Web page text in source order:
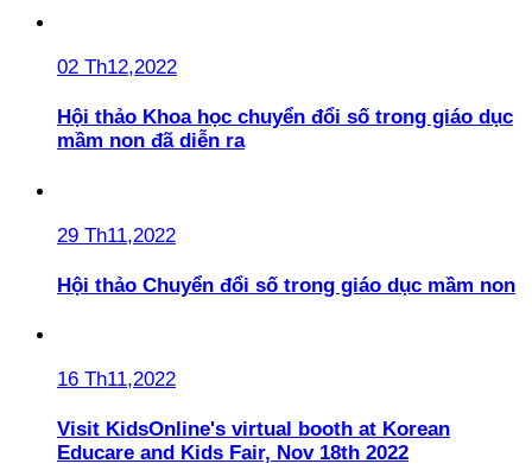
02 Th12,2022
Hội thảo Khoa học chuyển đổi số trong giáo dục
mầm non đã diễn ra
29 Th11,2022
Hội thảo Chuyển đổi số trong giáo dục mầm non
16 Th11,2022
Visit KidsOnline's virtual booth at Korean
Educare and Kids Fair, Nov 18th 2022